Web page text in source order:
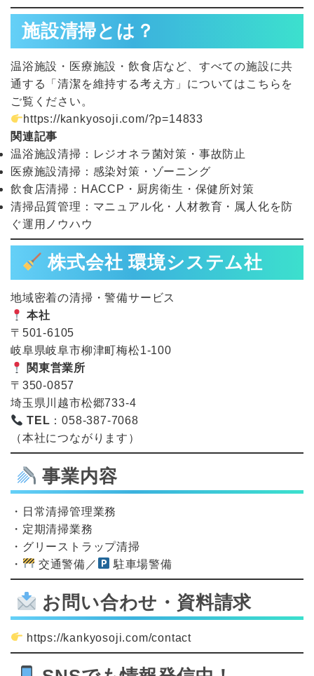
施設清掃とは？
温浴施設・医療施設・飲食店など、すべての施設に共
通する「清潔を維持する考え方」についてはこちらを
ご覧ください。
https://kankyosoji.com/?p=14833
関連記事
温浴施設清掃：レジオネラ菌対策・事故防止
医療施設清掃：感染対策・ゾーニング
飲食店清掃：HACCP・厨房衛生・保健所対策
清掃品質管理：マニュアル化・人材教育・属人化を防
ぐ運用ノウハウ
株式会社 環境システム社
地域密着の清掃・警備サービス
本社
〒501-6105
岐阜県岐阜市柳津町梅松1-100
関東営業所
〒350-0857
埼玉県川越市松郷733-4
TEL ：058-387-7068
（本社につながります）
事業内容
・日常清掃管理業務
・定期清掃業務
・グリーストラップ清掃
・
交通警備／ 駐車場警備
お問い合わせ・資料請求
https://kankyosoji.com/contact